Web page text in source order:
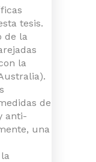
tesis.
de la
la
de
anti-
una